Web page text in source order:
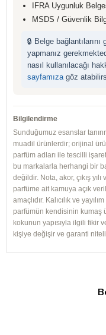
IFRA Uygunluk
MSDS / Güvenlik
🔒 Belge
yapmanız
nasıl kullanılacağı
sayfamıza göz
Bilgilendirme
Sunduğumuz esanslar
muadil ürünlerdir; orijinal
parfüm adları ile tescilli
bu markalarla herhangi bir
değildir. Nota, akor, çıkış
parfüme ait kamuya açık
amaçlıdır. Kalıcılık ve
parfümün kendisinin kumaş
kokunun yapısıyla ilgili fikir
kişiye değişir ve garanti